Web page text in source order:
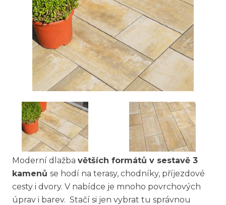
Moderní dlažba větších formátů v sestavě 3
kamenů se hodí na terasy, chodníky, příjezdové
cesty i dvory. V nabídce je mnoho povrchových
úprav i barev. Stačí si jen vybrat tu správnou